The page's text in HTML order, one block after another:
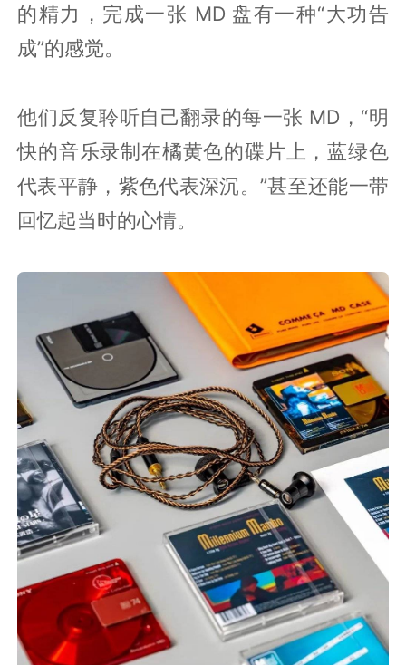
的精力，完成一张 MD 盘有一种“大功告
成”的感觉。
他们反复聆听自己翻录的每一张 MD，“明
快的音乐录制在橘黄色的碟片上，蓝绿色
代表平静，紫色代表深沉。”甚至还能一带
回忆起当时的心情。